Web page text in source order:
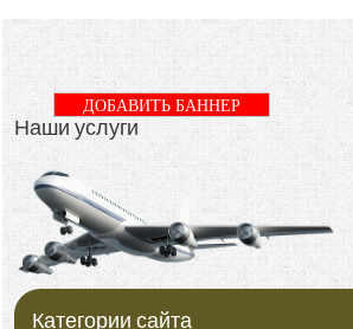
Наши услуги
ДОБАВИТЬ БАННЕР
Категории сайта